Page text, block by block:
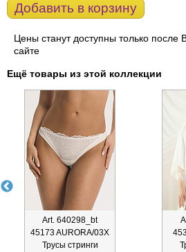
Добавить в корзину
Цены станут доступны только после
сайте
Ещё товары из этой коллекции
Art. 640298_bt
45173 AURORA/03X
Трусы стринги